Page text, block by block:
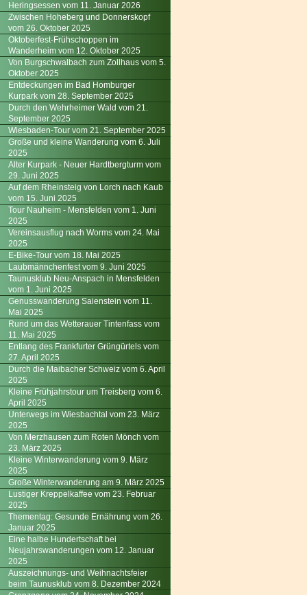
Heringsessen vom 11. Januar 2026
Zwischen Hoheberg und Donnerskopf
vom 26. Oktober 2025
Oktoberfest-Frühschoppen im
Wanderheim vom 12. Oktober 2025
Von Burgschwalbach zum Zollhaus vom 5.
Oktober 2025
Entdeckungen im Bad Homburger
Kurpark vom 28. September 2025
Durch den Wehrheimer Wald vom 21.
September 2025
Wiesbaden-Tour vom 21. September 2025
Große und kleine Wanderung vom 6. Juli
2025
Alter Kurpark - Neuer Hardtbergturm vom
29. Juni 2025
Auf dem Rheinsteig von Lorch nach Kaub
vom 15. Juni 2025
Tour Nauheim - Mensfelden vom 1. Juni
2025
Vereinsausflug nach Worms vom 24. Mai
2025
E-Bike-Tour vom 18. Mai 2025
Laubmännchenfest vom 9. Juni 2025
Taunusklub Neu-Anspach in Mensfelden
vom 1. Juni 2025
Genusswanderung Saienstein vom 11.
Mai 2025
Rund um das Wetterauer Tintenfass vom
11. Mai 2025
Entlang des Frankfurter Grüngürtels vom
27. April 2025
Durch die Maibacher Schweiz vom 6. April
2025
Kleine Frühjahrstour um Treisberg vom 6.
April 2025
Unterwegs im Wiesbachtal vom 23. März
2025
Von Merzhausen zum Roten Mönch vom
23. März 2025
Kleine Winterwanderung vom 9. März
2025
Große Winterwanderung am 9. März 2025
Lustiger Kreppelkaffee vom 23. Februar
2025
Thementag: Gesunde Ernährung vom 26.
Januar 2025
Eine halbe Hundertschaft bei
Neujahrswanderungen vom 12. Januar
2025
Auszeichnungs- und Weihnachtsfeier
beim Taunusklub vom 8. Dezember 2024